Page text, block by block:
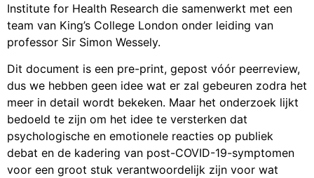
Institute for Health Research die samenwerkt met een
team van King’s College London onder leiding van
professor Sir Simon Wessely.
Dit document is een pre-print, gepost vóór peerreview,
dus we hebben geen idee wat er zal gebeuren zodra het
meer in detail wordt bekeken. Maar het onderzoek lijkt
bedoeld te zijn om het idee te versterken dat
psychologische en emotionele reacties op publiek
debat en de kadering van post-COVID-19-symptomen
voor een groot stuk verantwoordelijk zijn voor wat